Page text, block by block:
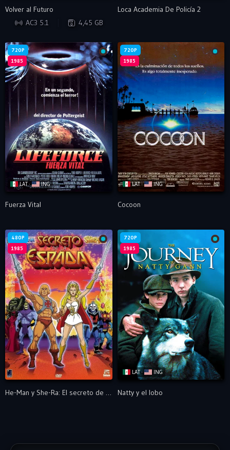
BRRIP
Volver al Futuro
AC3 5.1
4,45 GB
Loca Academia De Policía 2
720P
1985
LAT · ING
Fuerza Vital
720P
1985
LAT · ING
Cocoon
480P
1985
He-Man y She-Ra: El secreto de la espada
720P
1985
LAT · ING
Natty y el lobo